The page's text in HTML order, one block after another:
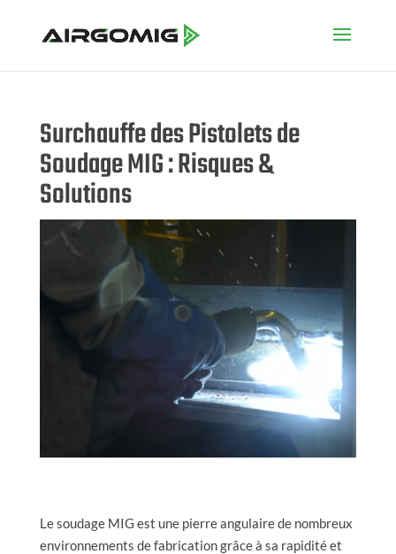
Surchauffe des Pistolets de
Soudage MIG : Risques &
Solutions
Le soudage MIG est une pierre angulaire de nombreux
environnements de fabrication grâce à sa rapidité et